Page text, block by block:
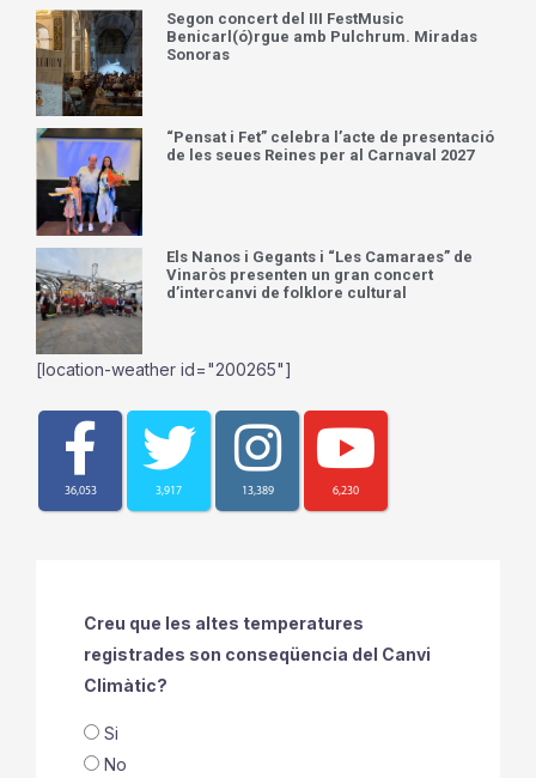
Segon concert del III FestMusic
Benicarl(ó)rgue amb Pulchrum. Miradas
Sonoras
“Pensat i Fet” celebra l’acte de presentació
de les seues Reines per al Carnaval 2027
Els Nanos i Gegants i “Les Camaraes” de
Vinaròs presenten un gran concert
d’intercanvi de folklore cultural
[location-weather id="200265"]
36,053 3,917 13,389 6,230
Creu que les altes temperatures
registrades son conseqüencia del Canvi
Climàtic?
Si
No